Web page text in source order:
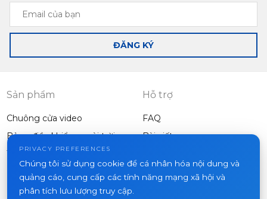
Anti-vandal
classic body
receive calls from
Email
của
bạn
ĐĂNG KÝ
Sản phẩm
Chuông cửa video
Bảng điều khiển ngoài trời
Thiết bị khác
Hỗ trợ
FAQ
Bài viết
Dự án
PRIVACY PREFERENCES
Chúng tôi sử dụng cookie để cá nhân hóa nội dung và
quảng cáo, cung cấp các tính năng mạng xã hội và
phân tích lưu lượng truy cập.